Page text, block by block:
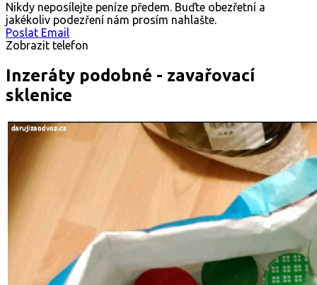
Nikdy neposílejte peníze předem. Buďte obezřetní a
jakékoliv podezření nám prosím nahlašte.
Poslat Email
Zobrazit telefon
Inzeráty podobné - zavařovací
sklenice